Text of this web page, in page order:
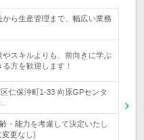
ら生産管理まで、幅広い業務
スキルよりも、前向きに学ぶ
方を歓迎します！
仁保沖町1-33 向原GPセンタ
・能力を考慮して決定いたし
更なし)